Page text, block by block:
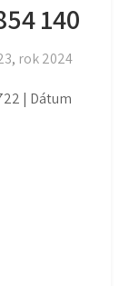
140
, rok 2024
| Dátum